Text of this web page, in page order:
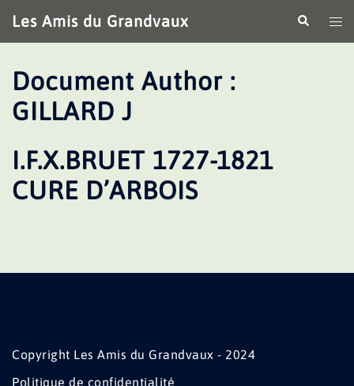
au
contenu
Les Amis du Grandvaux
le
Document Author :
GILLARD J
I.F.X.BRUET 1727-1821
CURE D’ARBOIS
Copyright Les Amis du Grandvaux - 2024
Politique de confidentialité